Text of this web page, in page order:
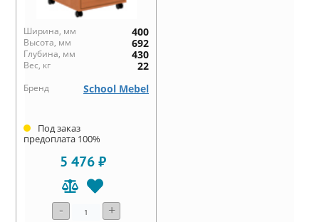
Ширина, мм 400
Высота, мм 692
Глубина, мм 430
Вес, кг 22
Бренд School Mebel
Под заказ
предоплата 100%
5 476 ₽
- +